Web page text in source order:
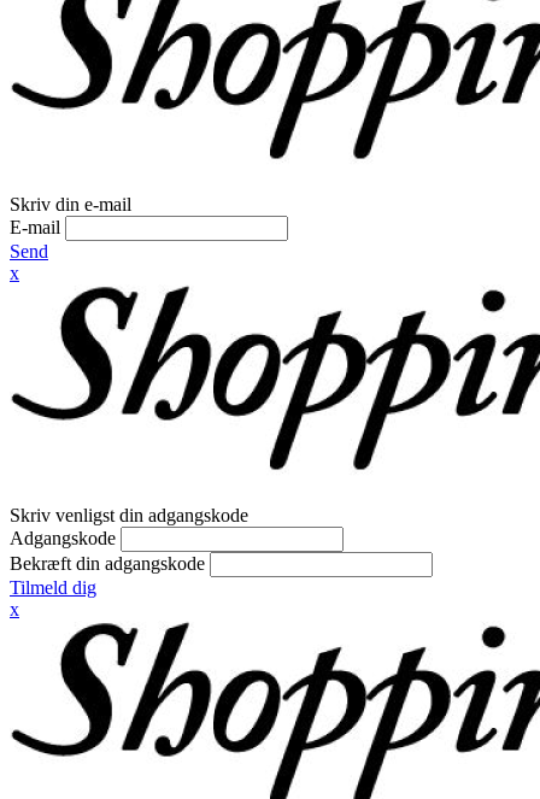
Skriv din e-mail
E-mail
Send
x
Skriv venligst din adgangskode
Adgangskode
Bekræft din adgangskode
Tilmeld dig
x